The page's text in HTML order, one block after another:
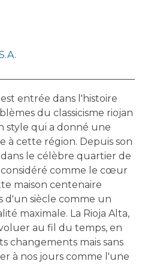
est entrée dans l'histoire
du classicisme riojan
style qui a donné une
à cette région. Depuis son
le célèbre quartier de
considéré comme le cœur
maison centenaire
d'un siècle comme un
maximale. La Rioja Alta,
au fil du temps, en
changements mais sans
à nos jours comme l'une